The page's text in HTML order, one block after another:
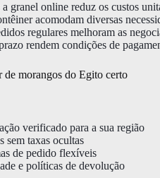
granel online reduz os custos
acomodam diversas
regulares melhoram as
rendem condições de
morangos do Egito certo
verificado para a sua região
sem taxas ocultas
de pedido flexíveis
e políticas de devolução